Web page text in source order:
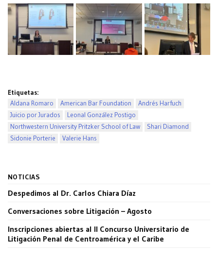
Etiquetas:
Aldana Romaro
American Bar Foundation
Andrés Harfuch
Juicio por Jurados
Leonal González Postigo
Northwestern University Pritzker School of Law
Shari Diamond
Sidonie Porterie
Valerie Hans
NOTICIAS
Despedimos al Dr. Carlos Chiara Díaz
Conversaciones sobre Litigación – Agosto
Inscripciones abiertas al II Concurso Universitario de
Litigación Penal de Centroamérica y el Caribe